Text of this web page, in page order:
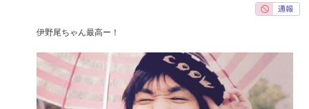
伊野尾ちゃん最高ー！